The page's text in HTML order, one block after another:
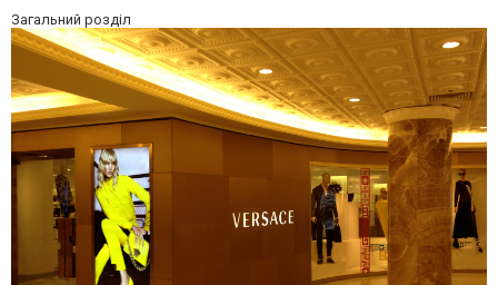
Загальний розділ